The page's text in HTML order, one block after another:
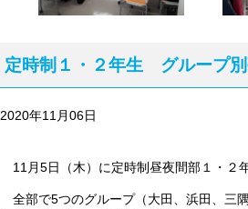
定時制１・２年生 グループ
2020年11月06日
11月5日（木）に定時制昼夜間部１・２
全部で5つのグループ（大田、浜田、三